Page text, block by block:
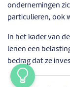
ondernemingen
particulieren, ook
In het kader van
lenen een
bedrag dat ze